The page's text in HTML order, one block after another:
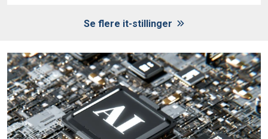
Se flere it-stillinger